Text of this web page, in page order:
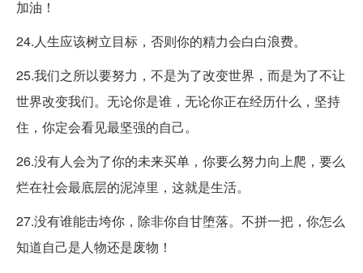
加油！
24.人生应该树立目标，否则你的精力会白白浪费。
25.我们之所以要努力，不是为了改变世界，而是为了不让
世界改变我们。无论你是谁，无论你正在经历什么，坚持
住，你定会看见最坚强的自己。
26.没有人会为了你的未来买单，你要么努力向上爬，要么
烂在社会最底层的泥淖里，这就是生活。
27.没有谁能击垮你，除非你自甘堕落。不拼一把，你怎么
知道自己是人物还是废物！